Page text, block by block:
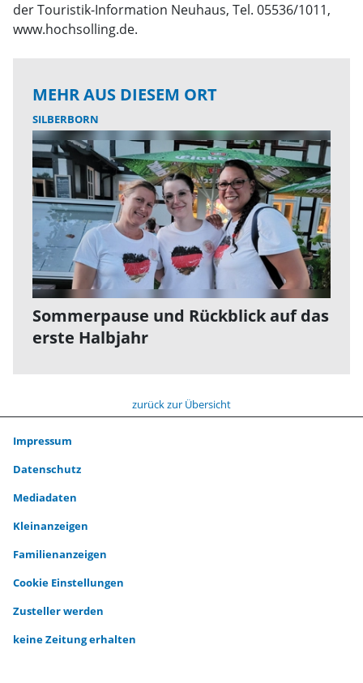
der Touristik-Information Neuhaus, Tel. 05536/1011,
www.hochsolling.de.
MEHR AUS DIESEM ORT
SILBERBORN
Sommerpause und Rückblick auf das
erste Halbjahr
zurück zur Übersicht
Impressum
Datenschutz
Mediadaten
Kleinanzeigen
Familienanzeigen
Cookie Einstellungen
Zusteller werden
keine Zeitung erhalten